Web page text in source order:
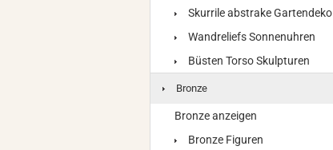
Skurrile abstrake Gartendeko
Wandreliefs Sonnenuhren
Büsten Torso Skulpturen
Bronze
Bronze anzeigen
Bronze Figuren